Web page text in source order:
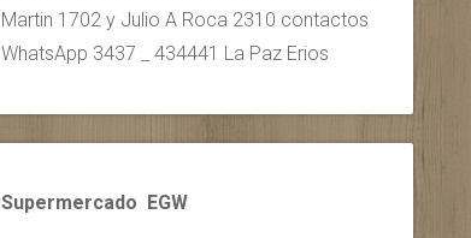
Martin 1702 y Julio A Roca 2310 contactos
WhatsApp 3437 _ 434441 La Paz Erios
Supermercado EGW